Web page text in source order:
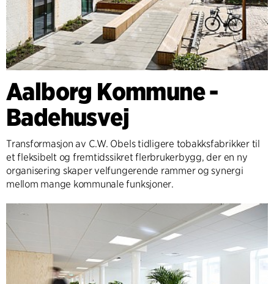
Aalborg Kommune -
Badehusvej
Transformasjon av C.W. Obels tidligere tobakksfabrikker til
et fleksibelt og fremtidssikret flerbrukerbygg, der en ny
organisering skaper velfungerende rammer og synergi
mellom mange kommunale funksjoner.